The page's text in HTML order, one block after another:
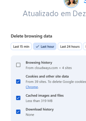
Atualizado em